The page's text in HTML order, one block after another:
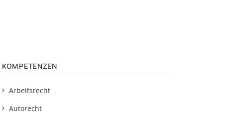
KOMPETENZEN
Arbeitsrecht
Autorecht